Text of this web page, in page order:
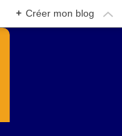
+ Créer mon blog